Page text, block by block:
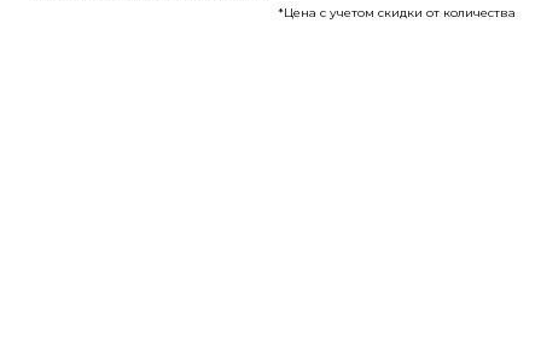
*Цена с учетом скидки от количества